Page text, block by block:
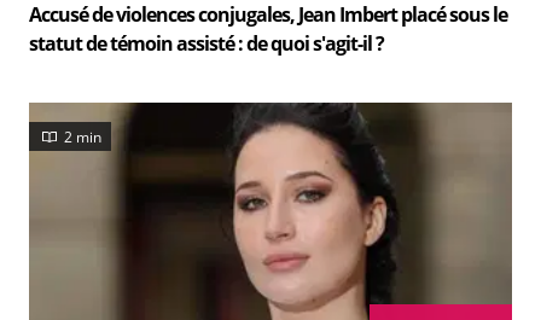
Accusé de violences conjugales, Jean Imbert placé sous le
statut de témoin assisté : de quoi s'agit-il ?
2 min